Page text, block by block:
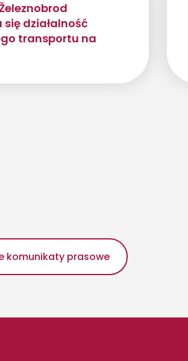
działalność
transportu na
komunikaty prasowe